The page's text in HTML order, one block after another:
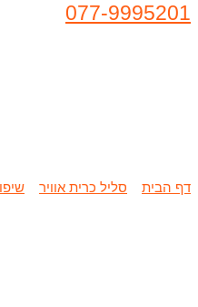
077-9995201
דף הבית סליל כרית אוויר